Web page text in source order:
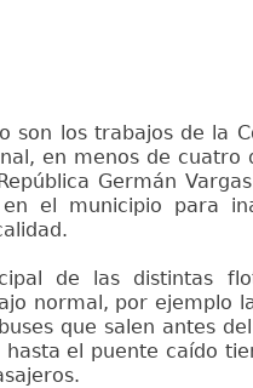
son los trabajos de la
en menos de cuatro
Germán
el municipio para
de las distintas
normal, por ejemplo
que salen antes
el puente caído